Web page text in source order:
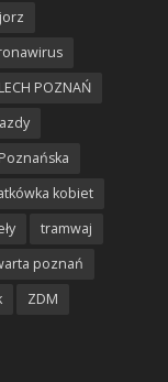
LECH POZNAŃ
kobiet
tramwaj
poznań
ZDM